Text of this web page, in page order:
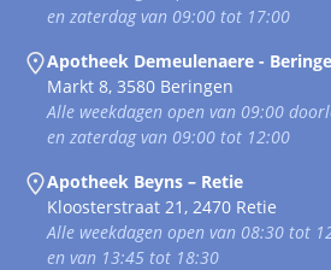
en zaterdag van 09:00 tot 17:00
Apotheek Demeulenaere -
Markt 8, 3580 Beringen
Alle weekdagen open van 09:00
en zaterdag van 09:00 tot 12:00
Apotheek Beyns – Retie
Kloosterstraat 21, 2470 Retie
Alle weekdagen open van 08:30 tot
en van 13:45 tot 18:30